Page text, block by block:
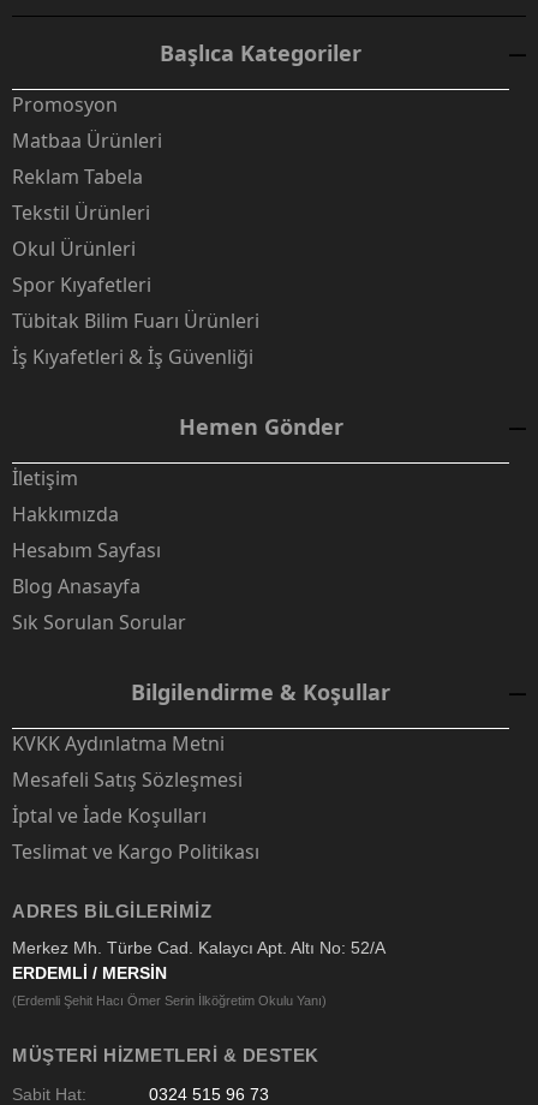
Başlıca Kategoriler
Promosyon
Matbaa Ürünleri
Reklam Tabela
Tekstil Ürünleri
Okul Ürünleri
Spor Kıyafetleri
Tübitak Bilim Fuarı Ürünleri
İş Kıyafetleri & İş Güvenliği
Hemen Gönder
İletişim
Hakkımızda
Hesabım Sayfası
Blog Anasayfa
Sık Sorulan Sorular
Bilgilendirme & Koşullar
KVKK Aydınlatma Metni
Mesafeli Satış Sözleşmesi
İptal ve İade Koşulları
Teslimat ve Kargo Politikası
ADRES BILGILERIMIZ
Merkez Mh. Türbe Cad. Kalaycı Apt. Altı No: 52/A
ERDEMLİ / MERSİN
(Erdemli Şehit Hacı Ömer Serin İlköğretim Okulu Yanı)
MÜŞTERI HIZMETLERI & DESTEK
Sabit Hat: 0324 515 96 73